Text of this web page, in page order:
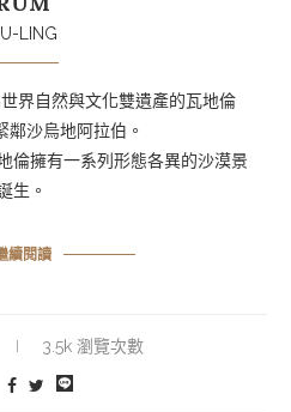
LING
界自然與文化雙遺產的瓦地倫
沙烏地阿拉伯。
倫擁有一系列形態各異的沙漠景
生。
續閱讀
3.5k 瀏覽次數